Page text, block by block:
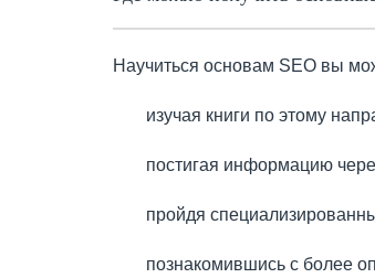
Научиться основам SEO вы
изучая книги по этому
постигая информацию
пройдя
познакомившись с более